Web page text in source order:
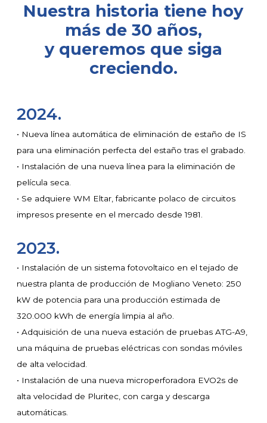
Nuestra historia tiene hoy
más de 30 años,
y queremos que siga
creciendo.
2024.
• Nueva línea automática de eliminación de estaño de IS
para una eliminación perfecta del estaño tras el grabado.
• Instalación de una nueva línea para la eliminación de
película seca.
• Se adquiere WM Eltar, fabricante polaco de circuitos
impresos presente en el mercado desde 1981.
2023.
• Instalación de un sistema fotovoltaico en el tejado de
nuestra planta de producción de Mogliano Veneto: 250
kW de potencia para una producción estimada de
320.000 kWh de energía limpia al año.
• Adquisición de una nueva estación de pruebas ATG-A9,
una máquina de pruebas eléctricas con sondas móviles
de alta velocidad.
• Instalación de una nueva microperforadora EVO2s de
alta velocidad de Pluritec, con carga y descarga
automáticas.